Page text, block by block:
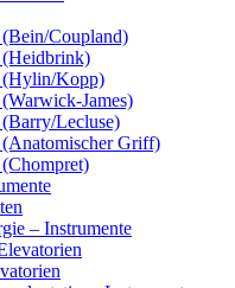
Coupland)
(Heidbrink)
(Hylin/Kopp)
James)
Lecluse)
(Anatomischer Griff)
– Instrumente